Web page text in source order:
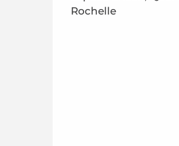
Rochelle